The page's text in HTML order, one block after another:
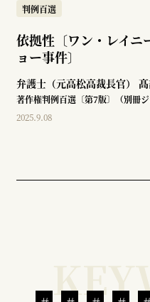
判例百選
依拠性〔ワン・レイニ
ョー事件〕
弁護士（元高松高裁長官）
著作権判例百選〔第7版〕（別冊
2025.9.08